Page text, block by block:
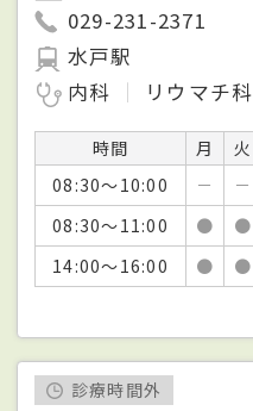
029-231-2371
水戸駅
内科
リウマチ科
時間 月 火
08:30～10:00
－ －
08:30～11:00
● ●
14:00～16:00
● ●
診療時間外